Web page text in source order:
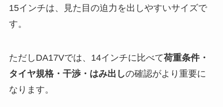
15インチは、見た目の迫力を出しやすいサイズで
す。
ただしDA17Vでは、14インチに比べて荷重条件・
タイヤ規格・干渉・はみ出しの確認がより重要に
なります。